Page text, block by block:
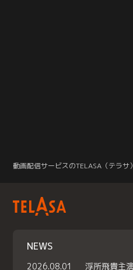
動画配信サービスのTELASA（テラサ）
NEWS
2026.08.01